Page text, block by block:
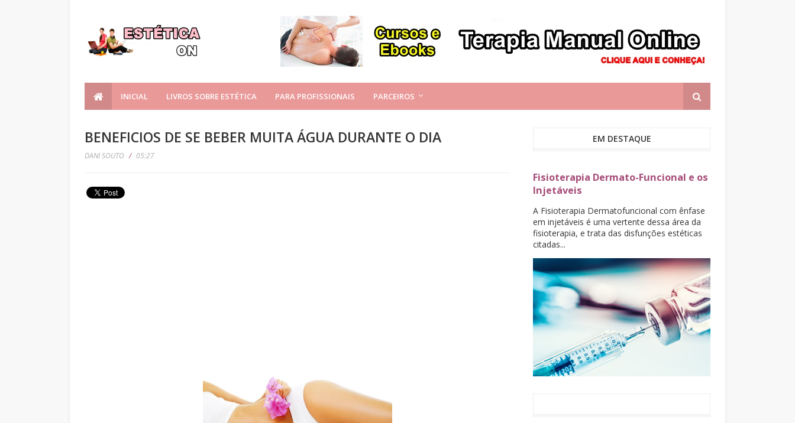
INICIAL LIVROS SOBRE ESTÉTICA PARA PROFISSIONAIS PARCEIROS
BENEFICIOS DE SE BEBER MUITA ÁGUA DURANTE O DIA
DANI SOUTO / 05:27
EM DESTAQUE
Fisioterapia Dermato-Funcional e os
Injetáveis
A Fisioterapia Dermatofuncional com ênfase
em injetáveis é uma vertente dessa área da
fisioterapia, e trata das disfunções estéticas
citadas...